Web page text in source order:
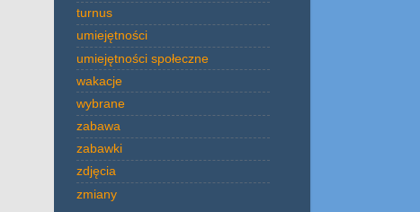
turnus
umiejętności
umiejętności społeczne
wakacje
wybrane
zabawa
zabawki
zdjęcia
zmiany